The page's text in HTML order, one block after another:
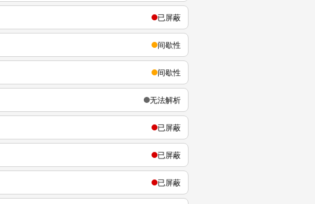
已屏蔽
间歇性
间歇性
无法解析
已屏蔽
已屏蔽
已屏蔽